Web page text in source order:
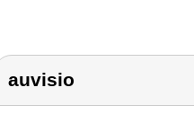
auvisio